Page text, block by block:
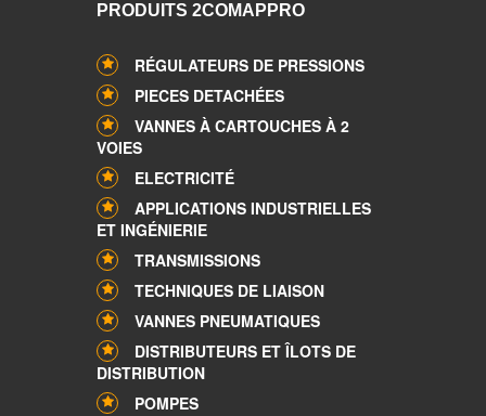
PRODUITS 2COMAPPRO
RÉGULATEURS DE PRESSIONS
PIECES DETACHÉES
VANNES À CARTOUCHES À 2
VOIES
ELECTRICITÉ
APPLICATIONS INDUSTRIELLES
ET INGÉNIERIE
TRANSMISSIONS
TECHNIQUES DE LIAISON
VANNES PNEUMATIQUES
DISTRIBUTEURS ET ÎLOTS DE
DISTRIBUTION
POMPES